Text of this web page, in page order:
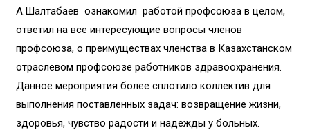
А.Шалтабаев ознакомил работой профсоюза в целом,
ответил на все интересующие вопросы членов
профсоюза, о преимуществах членства в Казахстанском
отраслевом профсоюзе работников здравоохранения.
Данное мероприятия более сплотило коллектив для
выполнения поставленных задач: возвращение жизни,
здоровья, чувство радости и надежды у больных.